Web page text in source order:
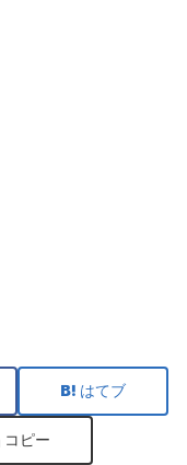
はてブ
コピー